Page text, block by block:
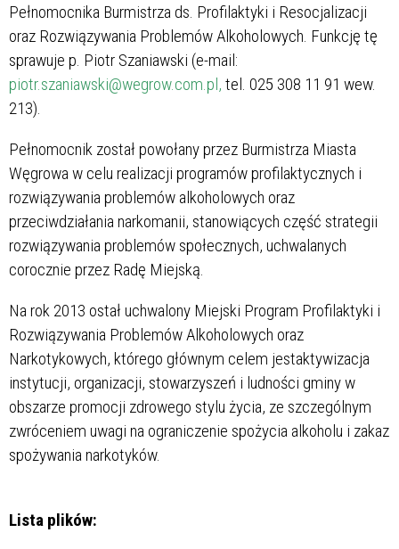
Pełnomocnika Burmistrza ds. Profilaktyki i Resocjalizacji
oraz Rozwiązywania Problemów Alkoholowych. Funkcję tę
sprawuje p. Piotr Szaniawski (e-mail:
piotr.szaniawski@wegrow.com.pl, tel. 025 308 11 91 wew.
213).
Pełnomocnik został powołany przez Burmistrza Miasta
Węgrowa w celu realizacji programów profilaktycznych i
rozwiązywania problemów alkoholowych oraz
przeciwdziałania narkomanii, stanowiących część strategii
rozwiązywania problemów społecznych, uchwalanych
corocznie przez Radę Miejską.
Na rok 2013 ostał uchwalony Miejski Program Profilaktyki i
Rozwiązywania Problemów Alkoholowych oraz
Narkotykowych, którego głównym celem jestaktywizacja
instytucji, organizacji, stowarzyszeń i ludności gminy w
obszarze promocji zdrowego stylu życia, ze szczególnym
zwróceniem uwagi na ograniczenie spożycia alkoholu i zakaz
spożywania narkotyków.
Lista plików: